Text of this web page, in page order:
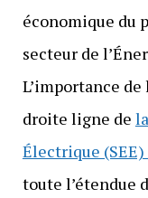
économique du
secteur de
L’importance
droite ligne de
Électrique
toute l’étendue